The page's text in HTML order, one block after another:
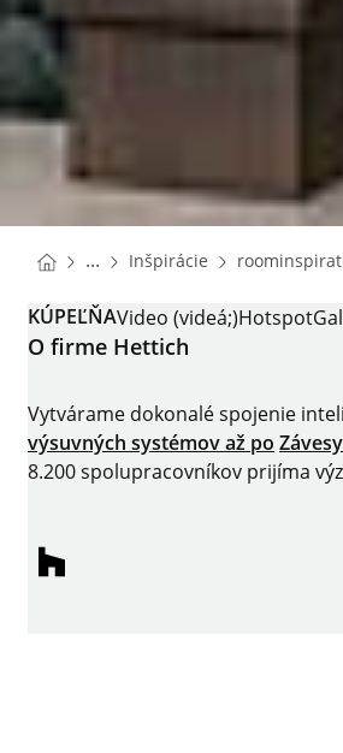
You are here:
Homepage
... Inšpirácie Homepage
KÚPEĽŇAVideo (videá;)Hotspot
O firme Hettich
Vytvárame dokonalé spojenie
výsuvných systémov až po Závesy
8.200 spolupracovníkov prijíma
houzz